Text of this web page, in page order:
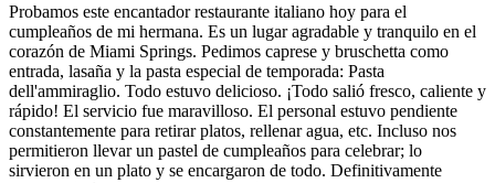
Probamos este encantador restaurante italiano hoy para el
cumpleaños de mi hermana. Es un lugar agradable y tranquilo en el
corazón de Miami Springs. Pedimos caprese y bruschetta como
entrada, lasaña y la pasta especial de temporada: Pasta
dell'ammiraglio. Todo estuvo delicioso. ¡Todo salió fresco, caliente y
rápido! El servicio fue maravilloso. El personal estuvo pendiente
constantemente para retirar platos, rellenar agua, etc. Incluso nos
permitieron llevar un pastel de cumpleaños para celebrar; lo
sirvieron en un plato y se encargaron de todo. Definitivamente